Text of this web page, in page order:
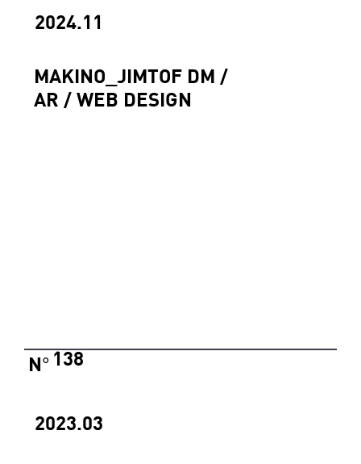
2024.11
MAKINO_JIMTOF DM /
AR / WEB DESIGN
2023.03
138
N°